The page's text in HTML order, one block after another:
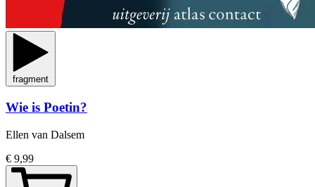
fragment
Wie is Poetin?
Ellen van Dalsem
€ 9,99